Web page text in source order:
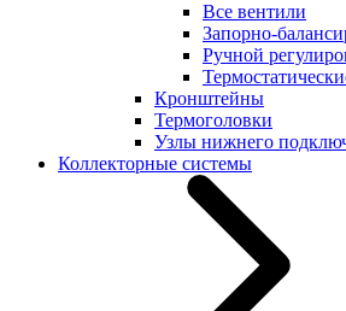
Все вентили
Запорно-
Ручной
Кронштейны
Термоголовки
Узлы нижнего
Коллекторные системы